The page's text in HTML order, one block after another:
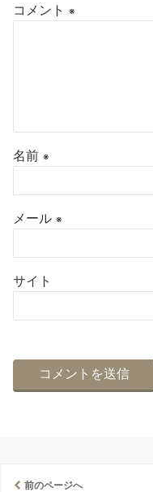
コメント ※
名前 ※
メール ※
サイト
前のページへ